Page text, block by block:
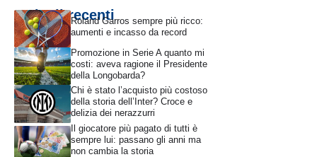
Articoli recentiRoland Garros sempre più ricco:
aumenti e incasso da record
Promozione in Serie A quanto mi
costi: aveva ragione il Presidente
della Longobarda?
Chi è stato l’acquisto più costoso
della storia dell’Inter? Croce e
delizia dei nerazzurri
Il giocatore più pagato di tutti è
sempre lui: passano gli anni ma
non cambia la storia